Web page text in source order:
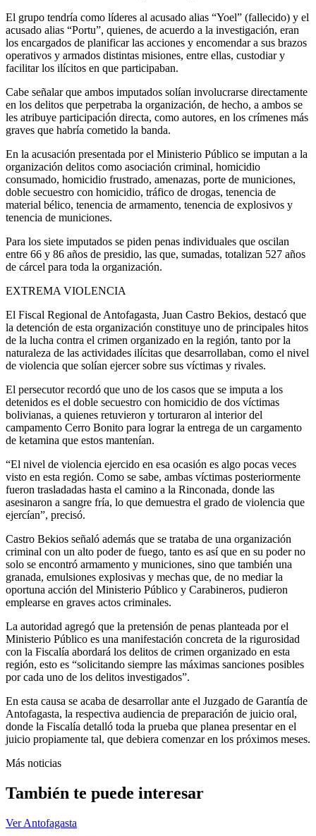
El grupo tendría como líderes al acusado alias “Yoel” (fallecido) y el
acusado alias “Portu”, quienes, de acuerdo a la investigación, eran
los encargados de planificar las acciones y encomendar a sus brazos
operativos y armados distintas misiones, entre ellas, custodiar y
facilitar los ilícitos en que participaban.
Cabe señalar que ambos imputados solían involucrarse directamente
en los delitos que perpetraba la organización, de hecho, a ambos se
les atribuye participación directa, como autores, en los crímenes más
graves que habría cometido la banda.
En la acusación presentada por el Ministerio Público se imputan a la
organización delitos como asociación criminal, homicidio
consumado, homicidio frustrado, amenazas, porte de municiones,
doble secuestro con homicidio, tráfico de drogas, tenencia de
material bélico, tenencia de armamento, tenencia de explosivos y
tenencia de municiones.
Para los siete imputados se piden penas individuales que oscilan
entre 66 y 86 años de presidio, las que, sumadas, totalizan 527 años
de cárcel para toda la organización.
EXTREMA VIOLENCIA
El Fiscal Regional de Antofagasta, Juan Castro Bekios, destacó que
la detención de esta organización constituye uno de principales hitos
de la lucha contra el crimen organizado en la región, tanto por la
naturaleza de las actividades ilícitas que desarrollaban, como el nivel
de violencia que solían ejercer sobre sus víctimas y rivales.
El persecutor recordó que uno de los casos que se imputa a los
detenidos es el doble secuestro con homicidio de dos víctimas
bolivianas, a quienes retuvieron y torturaron al interior del
campamento Cerro Bonito para lograr la entrega de un cargamento
de ketamina que estos mantenían.
“El nivel de violencia ejercido en esa ocasión es algo pocas veces
visto en esta región. Como se sabe, ambas víctimas posteriormente
fueron trasladadas hasta el camino a la Rinconada, donde las
asesinaron a sangre fría, lo que demuestra el grado de violencia que
ejercían”, precisó.
Castro Bekios señaló además que se trataba de una organización
criminal con un alto poder de fuego, tanto es así que en su poder no
solo se encontró armamento y municiones, sino que también una
granada, emulsiones explosivas y mechas que, de no mediar la
oportuna acción del Ministerio Público y Carabineros, pudieron
emplearse en graves actos criminales.
La autoridad agregó que la pretensión de penas planteada por el
Ministerio Público es una manifestación concreta de la rigurosidad
con la Fiscalía abordará los delitos de crimen organizado en esta
región, esto es “solicitando siempre las máximas sanciones posibles
por cada uno de los delitos investigados”.
En esta causa se acaba de desarrollar ante el Juzgado de Garantía de
Antofagasta, la respectiva audiencia de preparación de juicio oral,
donde la Fiscalía detalló toda la prueba que planea presentar en el
juicio propiamente tal, que debiera comenzar en los próximos meses.
Más noticias
También te puede interesar
Ver Antofagasta